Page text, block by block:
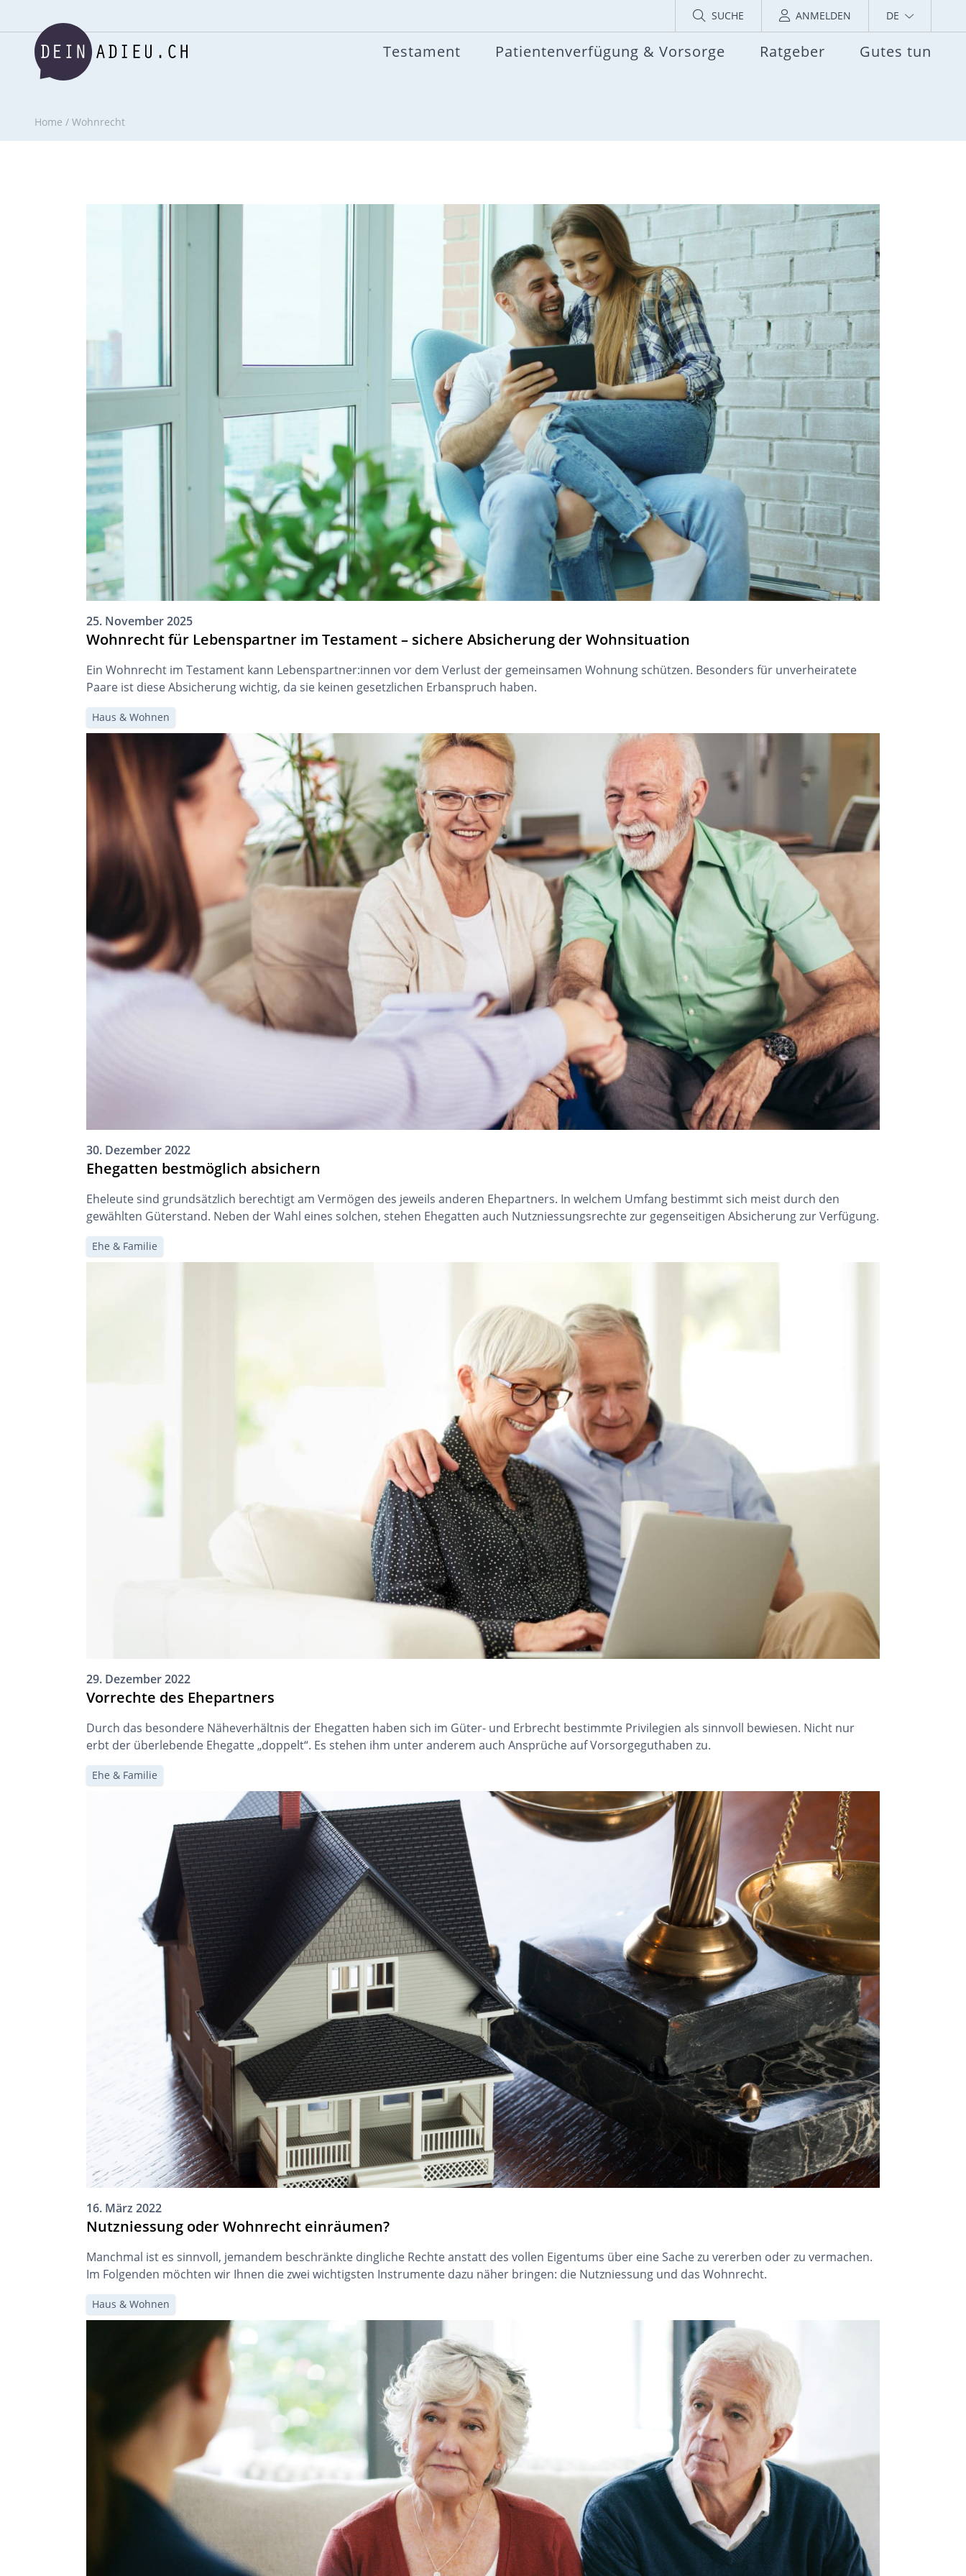
SUCHE ANMELDEN DE
Testament Patientenverfügung & Vorsorge Ratgeber Gutes tun
Home / Wohnrecht
25. November 2025
Wohnrecht für Lebenspartner im Testament – sichere Absicherung der Wohnsituation
Ein Wohnrecht im Testament kann Lebenspartner:innen vor dem Verlust der gemeinsamen Wohnung schützen. Besonders für unverheiratete
Paare ist diese Absicherung wichtig, da sie keinen gesetzlichen Erbanspruch haben.
Haus & Wohnen
30. Dezember 2022
Ehegatten bestmöglich absichern
Eheleute sind grundsätzlich berechtigt am Vermögen des jeweils anderen Ehepartners. In welchem Umfang bestimmt sich meist durch den
gewählten Güterstand. Neben der Wahl eines solchen, stehen Ehegatten auch Nutzniessungsrechte zur gegenseitigen Absicherung zur Verfügung.
Ehe & Familie
29. Dezember 2022
Vorrechte des Ehepartners
Durch das besondere Näheverhältnis der Ehegatten haben sich im Güter- und Erbrecht bestimmte Privilegien als sinnvoll bewiesen. Nicht nur
erbt der überlebende Ehegatte „doppelt“. Es stehen ihm unter anderem auch Ansprüche auf Vorsorgeguthaben zu.
Ehe & Familie
16. März 2022
Nutzniessung oder Wohnrecht einräumen?
Manchmal ist es sinnvoll, jemandem beschränkte dingliche Rechte anstatt des vollen Eigentums über eine Sache zu vererben oder zu vermachen.
Im Folgenden möchten wir Ihnen die zwei wichtigsten Instrumente dazu näher bringen: die Nutzniessung und das Wohnrecht.
Haus & Wohnen